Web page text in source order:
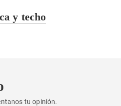
y techo
tu opinión.